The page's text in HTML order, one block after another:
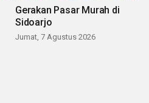
Gerakan Pasar Murah di
Sidoarjo
Jumat, 7 Agustus 2026